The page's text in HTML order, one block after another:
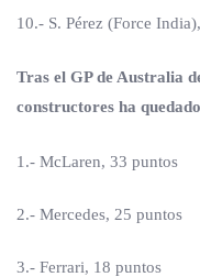
10.- S. Pérez (Force
Tras el GP de Australia
constructores ha
1.- McLaren, 33 puntos
2.- Mercedes, 25 puntos
3.- Ferrari, 18 puntos